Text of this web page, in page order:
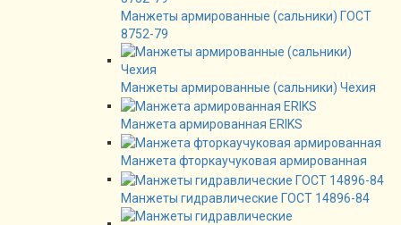
Манжеты армированные (сальники) ГОСТ
8752-79
Манжеты армированные (сальники) Чехия
Манжета армированная ERIKS
Манжета фторкаучуковая армированная
Манжеты гидравлические ГОСТ 14896-84